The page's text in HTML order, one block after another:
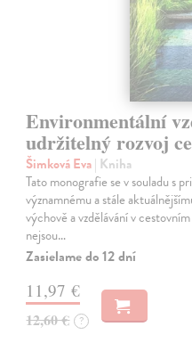
Environmentální
udržitelný rozvoj
Šimková Eva| Kniha
Tato monografie se v souladu s
významnému a stále
výchově a vzdělávání v
nejsou…
Zasielame do 12 dní
11,97 €
12,60 € ?